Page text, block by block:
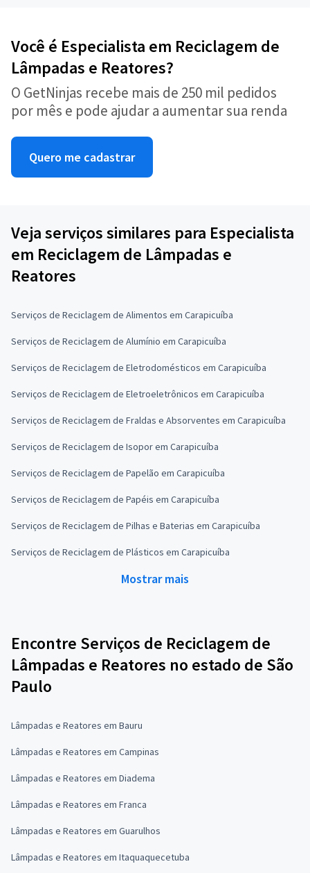
Você é Especialista em Reciclagem de
Lâmpadas e Reatores?
O GetNinjas recebe mais de 250 mil pedidos
por mês e pode ajudar a aumentar sua renda
Quero me cadastrar
Veja serviços similares para Especialista
em Reciclagem de Lâmpadas e
Reatores
Serviços de Reciclagem de Alimentos em Carapicuíba
Serviços de Reciclagem de Alumínio em Carapicuíba
Serviços de Reciclagem de Eletrodomésticos em Carapicuíba
Serviços de Reciclagem de Eletroeletrônicos em Carapicuíba
Serviços de Reciclagem de Fraldas e Absorventes em Carapicuíba
Serviços de Reciclagem de Isopor em Carapicuíba
Serviços de Reciclagem de Papelão em Carapicuíba
Serviços de Reciclagem de Papéis em Carapicuíba
Serviços de Reciclagem de Pilhas e Baterias em Carapicuíba
Serviços de Reciclagem de Plásticos em Carapicuíba
Mostrar mais
Encontre Serviços de Reciclagem de
Lâmpadas e Reatores no estado de São
Paulo
Lâmpadas e Reatores em Bauru
Lâmpadas e Reatores em Campinas
Lâmpadas e Reatores em Diadema
Lâmpadas e Reatores em Franca
Lâmpadas e Reatores em Guarulhos
Lâmpadas e Reatores em Itaquaquecetuba